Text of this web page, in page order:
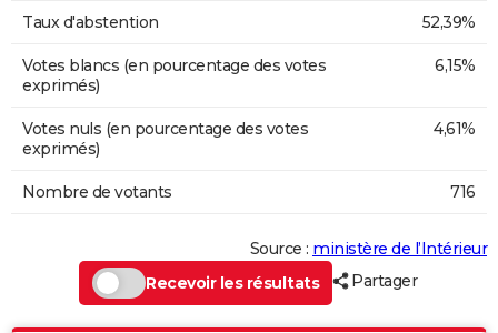
Taux d'abstention 52,39%
Votes blancs (en pourcentage des votes
exprimés)
6,15%
Votes nuls (en pourcentage des votes
exprimés)
4,61%
Nombre de votants 716
Source : ministère de l’Intérieur
Recevoir les résultats
Partager